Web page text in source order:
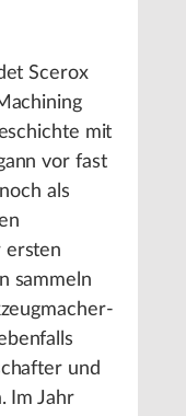
Scerox
mit
vor fast
als
ersten
sammeln
und
Im Jahr